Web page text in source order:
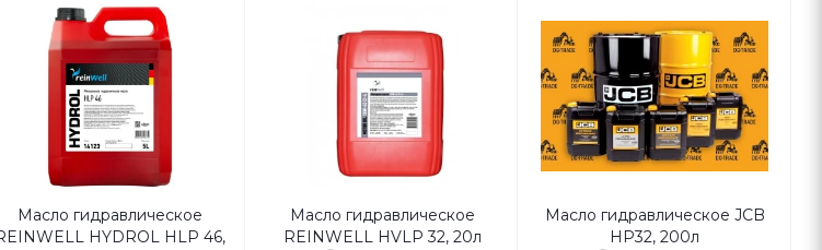
Масло гидравлическое
HYDROL HLP 46,
Масло гидравлическое
REINWELL HVLP 32, 20л
Масло гидравлическое JCB
HP32, 200л